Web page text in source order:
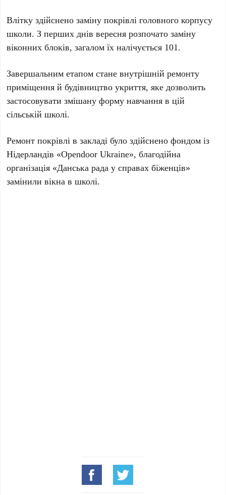
Влітку здійснено заміну покрівлі головного корпусу
школи. З перших днів вересня розпочато заміну
віконних блоків, загалом їх налічується 101.
Завершальним етапом стане внутрішній ремонту
приміщення й будівництво укриття, яке дозволить
застосовувати змішану форму навчання в цій
сільській школі.
Ремонт покрівлі в закладі було здійснено фондом із
Нідерландів «Opendoor Ukraine», благодійна
організація «Данська рада у справах біженців»
замінили вікна в школі.